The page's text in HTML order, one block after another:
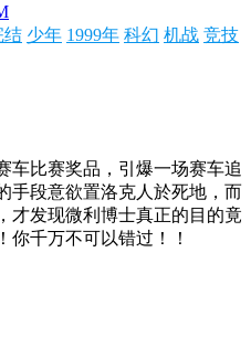
结 少年 1999年 科幻 机战 竞技
车比赛奖品，引爆一场赛车追
手段意欲置洛克人於死地，而
才发现微利博士真正的目的竟
千万不可以错过！！